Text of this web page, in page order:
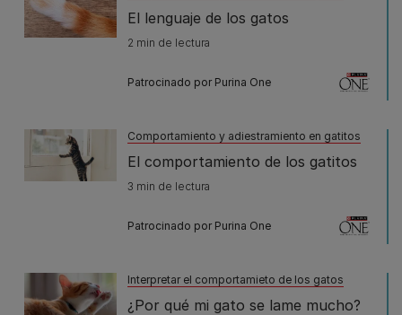
El lenguaje de los gatos
2 min de lectura
Patrocinado por Purina One
Comportamiento y adiestramiento en gatitos
El comportamiento de los gatitos
3 min de lectura
Patrocinado por Purina One
Interpretar el comportamieto de los gatos
¿Por qué mi gato se lame mucho?